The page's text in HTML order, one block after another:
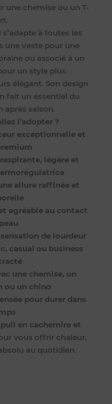
une chemise ou un T-
à toutes les
une veste pour une
ou associé à un
un style plus
élégant. Son design
fait un essentiel du
après saison.
l’adopter ?
exceptionnelle et
légère et
allure raffinée et
agréable au contact
de lourdeur
casual ou business
une chemise, un
ou un chino
pour durer dans
en cachemire et
vous offrir chaleur,
au quotidien.